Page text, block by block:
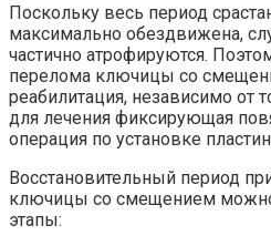
Поскольку весь период
максимально обездвижена,
частично атрофируются.
перелома ключицы со
реабилитация, независимо от
для лечения фиксирующая
операция по установке
Восстановительный период
ключицы со смещением можно
этапы: